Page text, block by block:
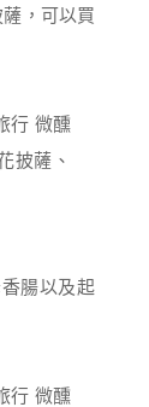
，可以買
腸以及起